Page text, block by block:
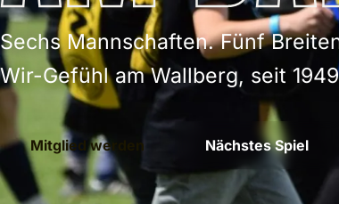
Sechs Mannschaften. Fünf
Wir-Gefühl am Wallberg, seit
Mitglied werden Nächstes Spiel